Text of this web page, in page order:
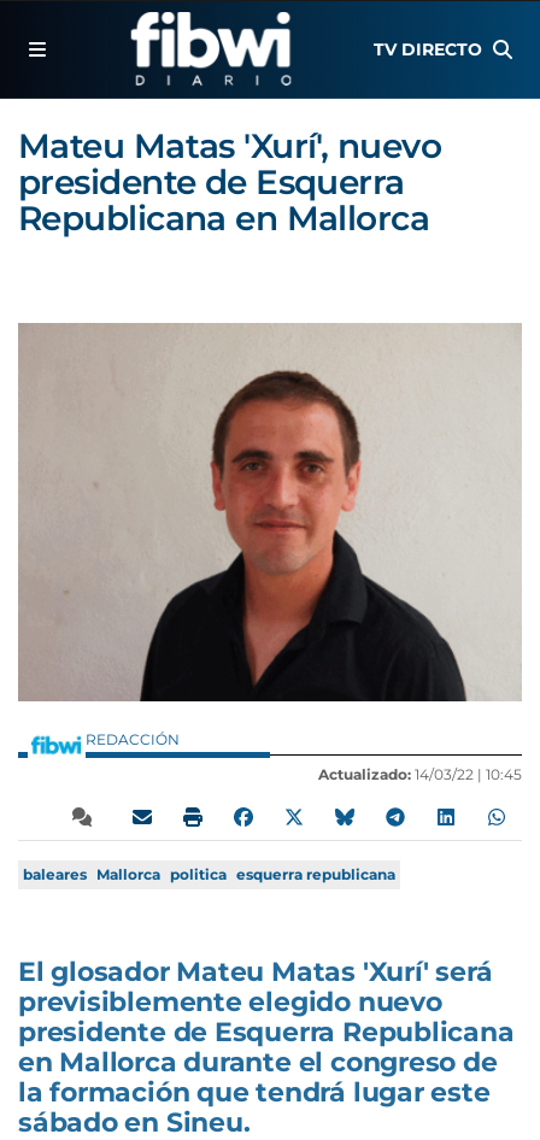
TV DIRECTO
Mateu Matas 'Xurí', nuevo
presidente de Esquerra
Republicana en Mallorca
REDACCIÓN
Actualizado: 14/03/22 | 10:45
baleares Mallorca politica esquerra republicana
El glosador Mateu Matas 'Xurí' será
previsiblemente elegido nuevo
presidente de Esquerra Republicana
en Mallorca durante el congreso de
la formación que tendrá lugar este
sábado en Sineu.